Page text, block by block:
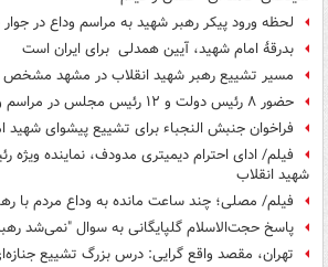
لحظه ورود پیکر رهبر شهید به مراسم وداع در
بدرقهٔ امام شهید، آیین همدلی ⁧ برای ایران⁩ است
مسیر تشییع رهبر شهید انقلاب در مشهد
حضور ۸ رئیس دولت و ۱۲ رئیس مجلس در مراسم وداع
فراخوان جنبش النجباء برای تشییع پیشوای شهید
فیلم/ ادای احترام دیمیتری مدودف، نماینده ویژه
شهید انقلاب
فیلم/ مصلی؛ چند ساعت مانده به وداع مردم با
پاسخ حجت‌الاسلام گلپایگانی به سوال "نمی‌شد
تهران، مقصد واقع گرایی: درس بزرگ تشییع